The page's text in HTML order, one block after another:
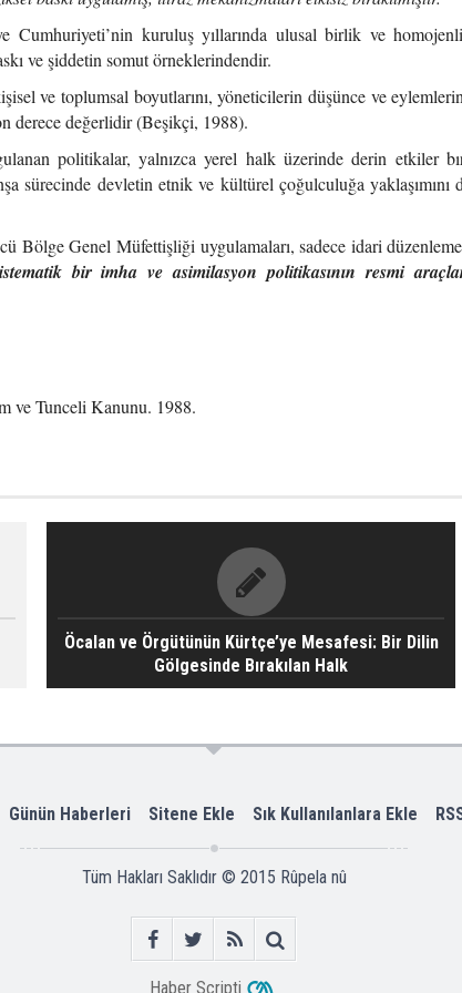
Cumhuriyeti’nin kuruluş yıllarında ulusal birlik ve
ve şiddetin somut örneklerindendir.
ve toplumsal boyutlarını, yöneticilerin düşünce ve
derece değerlidir (Beşikçi, 1988).
politikalar, yalnızca yerel halk üzerinde derin etkiler
sürecinde devletin etnik ve kültürel çoğulculuğa yaklaşımını
Bölge Genel Müfettişliği uygulamaları, sadece idari
bir imha ve asimilasyon politikasının resmi
ve Tunceli Kanunu. 1988.
Öcalan ve Örgütünün Kürtçe’ye Mesafesi: Bir Dilin
Gölgesinde Bırakılan Halk
Günün Haberleri Sitene Ekle Sık Kullanılanlara Ekle
Tüm Hakları Saklıdır © 2015 Rûpela nû
Haber Scripti